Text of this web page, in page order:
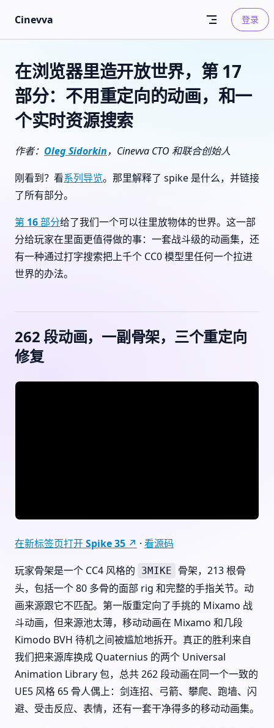
Skip to content
Cinevva 登录
在浏览器里造开放世界，第 17
部分：不用重定向的动画，和一
个实时资源搜索
作者： Oleg Sidorkin，Cinevva CTO 和联合创始人
刚看到？看系列导览。那里解释了 spike 是什么，并链接
了所有部分。
第 16 部分给了我们一个可以往里放物体的世界。这一部
分给玩家在里面更值得做的事：一套战斗级的动画集，还
有一种通过打字搜索把上千个 CC0 模型里任何一个拉进
世界的办法。
262 段动画，一副骨架，三个重定向
修复
在新标签页打开 Spike 35 ↗ · 看源码
玩家骨架是一个 CC4 风格的
3MIKE
骨架，213 根骨
头，包括一个 80 多骨的面部 rig 和完整的手指关节。动
画来源跟它不匹配。第一版重定向了手挑的 Mixamo 战
斗动画，但来源池太薄，移动动画在 Mixamo 和几段
Kimodo BVH 待机之间被尴尬地拆开。真正的胜利来自
我们把来源库换成 Quaternius 的两个 Universal
Animation Library 包，总共 262 段动画在同一个一致的
UE5 风格 65 骨人偶上：剑连招、弓箭、攀爬、跑墙、闪
避、受击反应、表情，还有一套干净得多的移动动画集。